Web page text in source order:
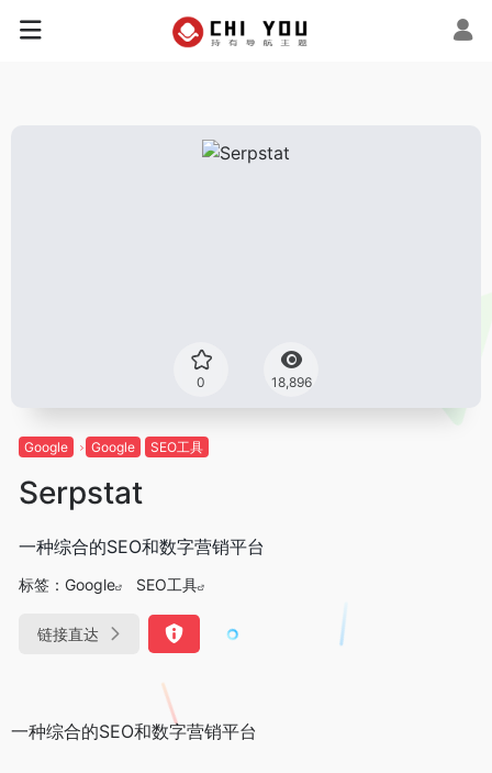
0 18,896
Google Google SEO工具
Serpstat
一种综合的SEO和数字营销平台
标签： Google SEO工具
链接直达
一种综合的SEO和数字营销平台